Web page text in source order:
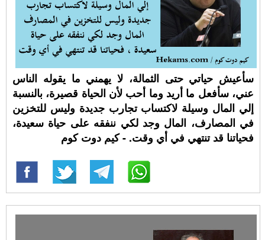
سأعيش حياتي حتى الثمالة، لا يهمني ما يقوله الناس
عني، سأفعل ما أريد وما أحب لأن الحياة قصيرة، بالنسبة
إلي المال وسيلة لاكتساب تجارب جديدة وليس للتخزين
في المصارف، المال وجد لكي ننفقه على حياة سعيدة،
فحياتنا قد تنتهي في أي وقت. - كيم دوت كوم